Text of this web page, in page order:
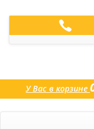
У Вас в корзине
товаров